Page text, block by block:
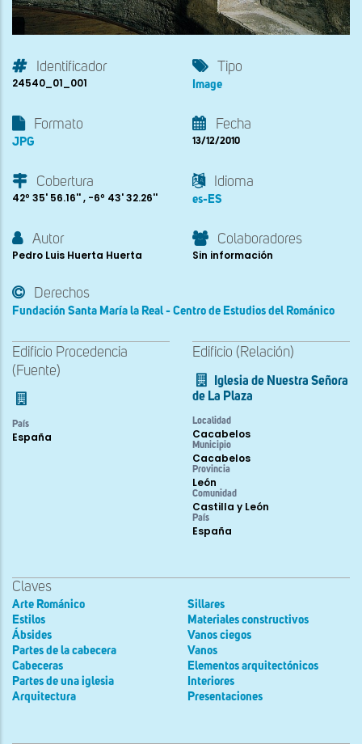
Identificador
24540_01_001
Tipo
Image
Formato
JPG
Fecha
13/12/2010
Cobertura
42º 35' 56.16'' , -6º 43' 32.26''
Idioma
es-ES
Autor
Pedro Luis Huerta Huerta
Colaboradores
Sin información
Derechos
Fundación Santa María la Real - Centro de Estudios del Románico
Edificio Procedencia
(Fuente)
País
España
Edificio (Relación)
Iglesia de Nuestra Señora
de La Plaza
Localidad
Cacabelos
Municipio
Cacabelos
Provincia
León
Comunidad
Castilla y León
País
España
Claves
Arte Románico
Estilos
Ábsides
Partes de la cabecera
Cabeceras
Partes de una iglesia
Arquitectura
Sillares
Materiales constructivos
Vanos ciegos
Vanos
Elementos arquitectónicos
Interiores
Presentaciones